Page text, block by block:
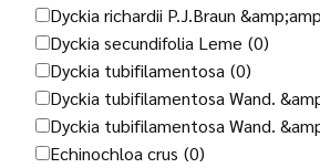
Dyckia richardii P.J.Braun
Dyckia secundifolia Leme (0)
Dyckia tubifilamentosa (0)
Dyckia tubifilamentosa Wand.
Dyckia tubifilamentosa Wand.
Echinochloa crus (0)